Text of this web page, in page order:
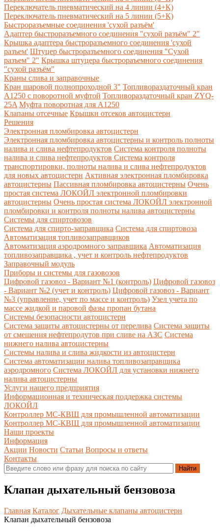
Переключатель пневматический на 4 линии (4+К)
Переключатель пневматический на 5 линии (5+К)
Быстроразъемные соединения 'сухой разъём'
Адаптер быстроразъемного соединения "сухой разъём" 2"
Крышка адаптера быстроразъемного соединения 'сухой
разъем' Штуцер быстроразъемного соединения "Сухой
разъем" 2" Крышка штуцера быстрораъемного соединения
"сухой разъём"
Краны слива и заправочные
Кран шаровой полнопроходной 3" Топливораздаточный кран
A1250 с поворотной муфтой Топливораздаточный кран ZYQ-
25A Муфта поворотная для А1250
Клапаны отсечные Крышки отсеков автоцистерн
Решения
Электронная пломбировка автоцистерн
Электронная пломбировка автоцистерны и контроль полноты
налива и слива нефтепродуктов Система контроля полноты
налива и слива нефтепродуктов Система контроля
транспортировки, полноты налива и слива нефтепродуктов
для новых автоцистерн Активная электронная пломбировка
автоцистерны Пассивная пломбировка автоцистерны Очень
простая система ЛОКОЙЛ электронной пломбировки
автоцистерны Очень простая система ЛОКОЙЛ электронной
пломбировки и контроля полноты налива автоцистерны
Системы для спиртовозов
Система для спирто-заправщика Система для спиртовоза
Автоматизация топливозаправщиков
Автоматизация аэродромного заправщика Автоматизация
топливозаправщика , учет и контроль нефтепродуктов
Заправочный модуль
Приборы и системы для газовозов
Цифровой газовоз - Вариант №1 (контроль) Цифровой газовоз
- Вариант №2 (учет и контроль) Цифровой газовоз - Вариант
№3 (управление, учет по массе и контроль) Узел учета по
массе жидкой и паровой фазы пропан бутана
Системы безопасности автоцистерн
Система защиты автоцистерны от перелива Система защиты
от смешения нефтепродутов при сливе на АЗС Система
нижнего налива автоцистерны
Системы налива и слива жидкости из автоцистерн
Система автоматизации налива топливозаправщика
аэродромного Система ЛОКОЙЛ для установки нижнего
налива автоцистерны
Услуги нашего предприятия
Информационная и техническая поддержка системы
ЛОКОЙЛ
Контроллер МС-КВШ для промышленной автоматизации
Контроллер МС-КВШ для промышленной автоматизации
Наши проекты
Информация
Акции Новости Статьи Вопросы и ответы
Контакты
Клапан дыхательный бензовоза
Главная Каталог Дыхательные клапаны автоцистерн
Клапан дыхательный бензовоза